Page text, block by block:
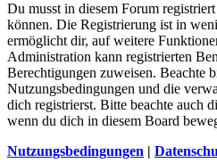
Du musst in diesem Forum
können. Die Registrierung ist in
ermöglicht dir, auf weitere
Administration kann registrierten
Berechtigungen zuweisen. Beachte
Nutzungsbedingungen und die
dich registrierst. Bitte beachte auch
wenn du dich in diesem Board
Nutzungsbedingungen |